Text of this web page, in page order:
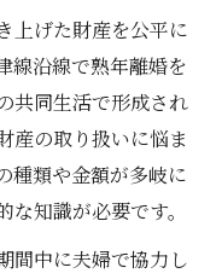
上げた財産を公平に
線沿線で熟年離婚を
共同生活で形成され
産の取り扱いに悩ま
種類や金額が多岐に
知識が必要です。
間中に夫婦で協力し